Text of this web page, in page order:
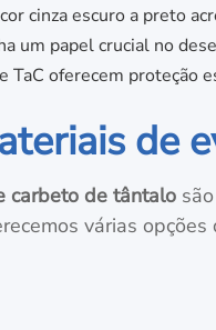
cinza escuro a preto
um papel crucial no
TaC oferecem proteção
de
carbeto de tântalo
várias